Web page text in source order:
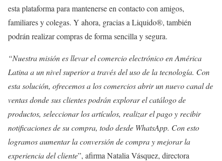
esta plataforma para mantenerse en contacto con amigos,
familiares y colegas. Y ahora, gracias a Liquido®, también
podrán realizar compras de forma sencilla y segura.
“Nuestra misión es llevar el comercio electrónico en América
Latina a un nivel superior a través del uso de la tecnología. Con
esta solución, ofrecemos a los comercios abrir un nuevo canal de
ventas donde sus clientes podrán explorar el catálogo de
productos, seleccionar los artículos, realizar el pago y recibir
notificaciones de su compra, todo desde WhatsApp. Con esto
logramos aumentar la conversión de compra y mejorar la
experiencia del cliente”, afirma Natalia Vásquez, directora